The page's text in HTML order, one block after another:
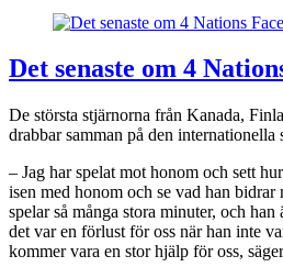
Det senaste om 4
De största stjärnorna från Kanada,
drabbar samman på den internationella
– Jag har spelat mot honom och sett
isen med honom och se vad han
spelar så många stora minuter, och
det var en förlust för oss när han inte
kommer vara en stor hjälp för oss,